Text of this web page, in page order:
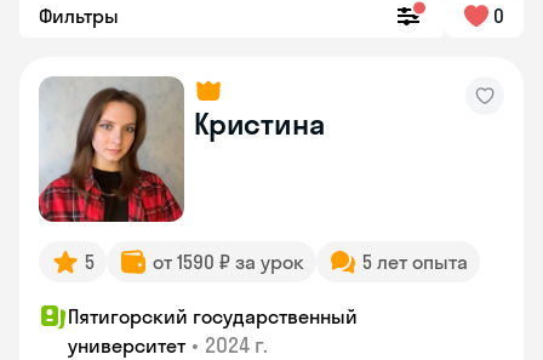
Фильтры 0
Кристина
5 от 1590 ₽ за урок 5 лет опыта
Пятигорский государственный
университет • 2024 г.